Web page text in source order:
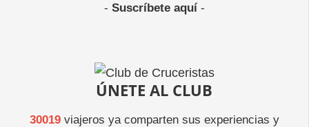
- Suscríbete aquí-
ÚNETE AL CLUB
30019viajeros ya comparten sus experiencias y